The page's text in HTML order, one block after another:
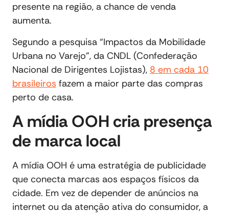
presente na região, a chance de venda
aumenta.
Segundo a pesquisa “Impactos da Mobilidade
Urbana no Varejo”, da CNDL (Confederação
Nacional de Dirigentes Lojistas), 8 em cada 10
brasileiros fazem a maior parte das compras
perto de casa.
A mídia OOH cria presença
de marca local
A mídia OOH é uma estratégia de publicidade
que conecta marcas aos espaços físicos da
cidade. Em vez de depender de anúncios na
internet ou da atenção ativa do consumidor, a